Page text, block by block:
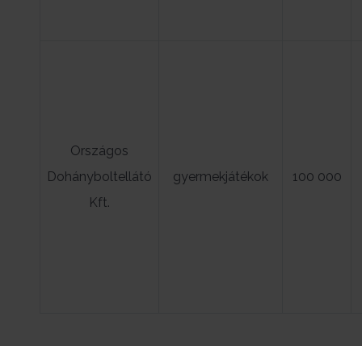
Országos
Dohányboltellátó
Kft.
gyermekjátékok 100 000